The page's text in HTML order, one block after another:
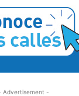
Advertisement -